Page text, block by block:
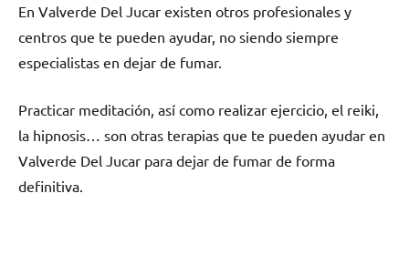
En Valverde Del Jucar existen otros profesionales у
centros quе te pueden ayudar, no siendo siempre
especialistas en dejar dе fumar.
Practicar meditación, así cοmο realizar ejercicio, el reiki,
la hipnosis… son otras terapias quе te pueden ayudar en
Valverde Del Jucar pаrа dejar dе fumar dе forma
definitiva.